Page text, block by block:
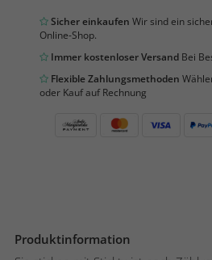
Sicher einkaufen Wir sind ein
Online-Shop.
Immer kostenloser Versand Bei
Flexible Zahlungsmethoden
oder Kauf auf Rechnung
Produktinformation